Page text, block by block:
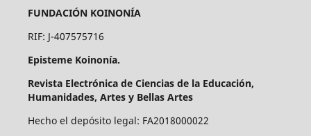
FUNDACIÓN KOINONÍA
RIF: J-407575716
Episteme Koinonía.
Revista Electrónica de Ciencias de la Educación,
Humanidades, Artes y Bellas Artes
Hecho el depósito legal: FA2018000022